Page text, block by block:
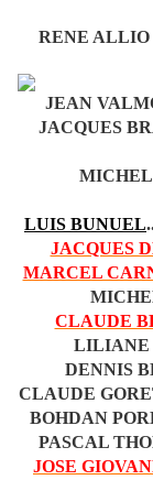
RENE ALLIO
JEAN
JACQUES
LUIS BUNUEL
JACQUES
MARCEL
CLAUDE
LILIANE
DENNIS
CLAUDE
BOHDAN
PASCAL
JOSE